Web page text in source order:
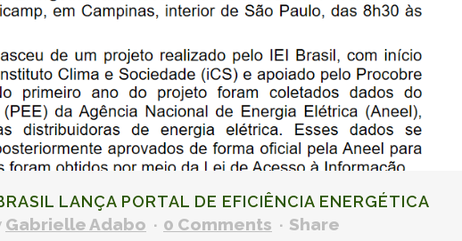
LANÇA PORTAL DE EFICIÊNCIA ENERGÉTICA
Gabrielle Adabo 0 Comments
Share